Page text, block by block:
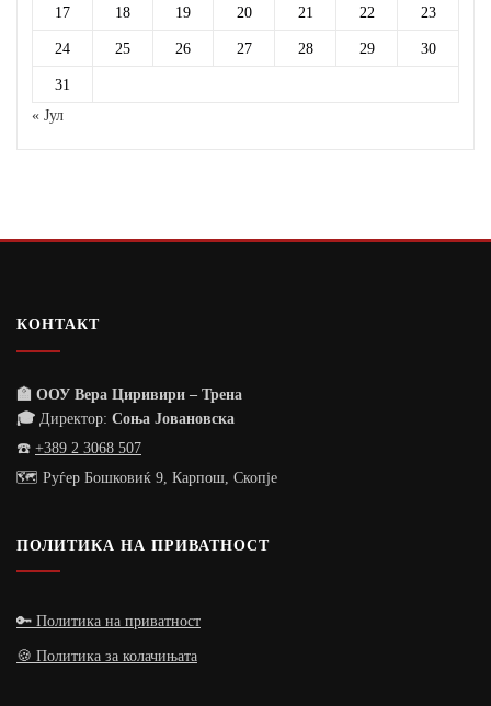
17 18 19 20 21 22 23
24 25 26 27 28 29 30
31
« Јул
КОНТАКТ
🏫 ООУ Вера Циривири – Трена
🎓 Директор: Соња Јовановска
☎️ +389 2 3068 507
🗺️ Руѓер Бошковиќ 9, Карпош, Скопје
ПОЛИТИКА НА ПРИВАТНОСТ
🔑 Политика на приватност
🍪 Политика за колачињата